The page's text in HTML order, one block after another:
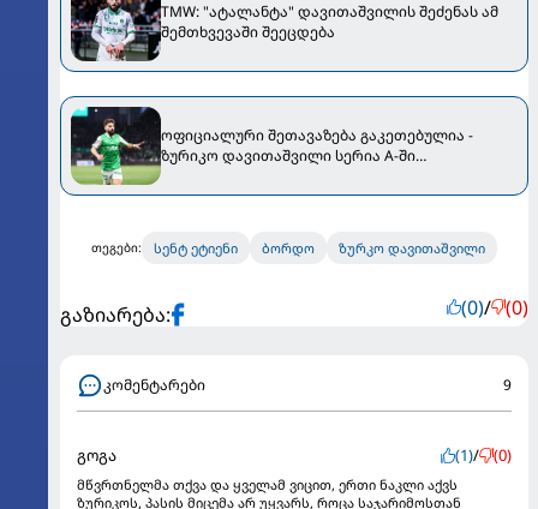
TMW: "ატალანტა" დავითაშვილის შეძენას ამ
შემთხვევაში შეეცდება
ოფიციალური შეთავაზება გაკეთებულია -
ზურიკო დავითაშვილი სერია A-ში
თეგები: სენტ ეტიენი ბორდო ზურკო დავითაშვილი
გაზიარება: (0)/ (0)
კომენტარები 9
გოგა (1)/ (0)
მწვრთნელმა თქვა და ყველამ ვიცით, ერთი ნაკლი აქვს
ზურიკოს, პასის მიცემა არ უყვარს, როცა საჯარიმოსთან